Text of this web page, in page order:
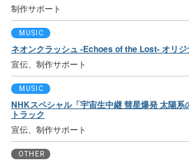
制作サポート
MUSIC
ネオンクラッシュ -Echoes of the Lost- オリ
宣伝、制作サポート
MUSIC
NHKスペシャル「宇宙生中継 彗星爆発 太陽系
トラック
宣伝、制作サポート
OTHER